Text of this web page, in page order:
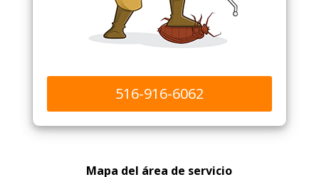
516-916-6062
Mapa del área de servicio